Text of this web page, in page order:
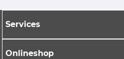
Services
Onlineshop